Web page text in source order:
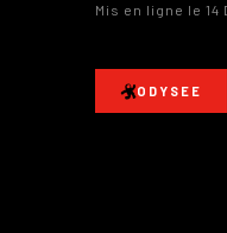
Mis en ligne le
ODYSEE